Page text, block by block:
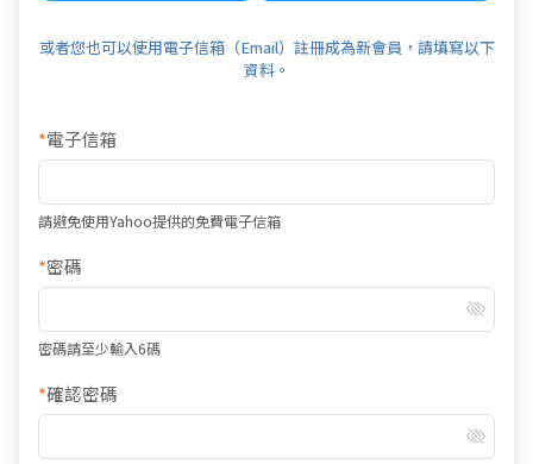
或者您也可以使用電子信箱（Email）註冊成為新會員，請填寫以下
資料。
*電子信箱
請避免使用Yahoo提供的免費電子信箱
*密碼
密碼請至少輸入6碼
*確認密碼